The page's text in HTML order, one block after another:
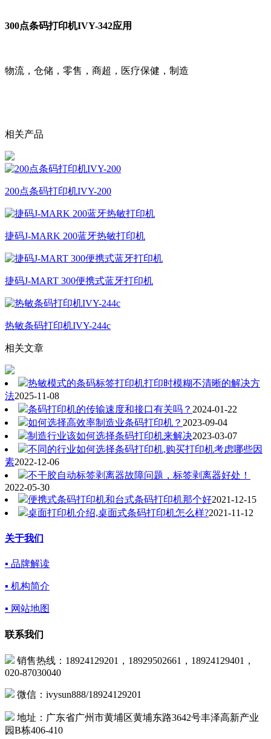
300点条码打印机IVY-342应用
物流，仓储，零售，商超，医疗保健，制造
相关产品
200点条码打印机IVY-200
捷码J-MARK 200蓝牙热敏打印机
捷码J-MART 300便携式蓝牙打印机
热敏条码打印机IVY-244c
相关文章
热敏模式的条码标签打印机打印时模糊不清晰的解决方
法2025-11-08
条码打印机的传输速度和接口有关吗？ 2024-01-22
如何选择高效率制造业条码打印机？ 2023-09-04
制造行业该如何选择条码打印机来解决2023-03-07
不同的行业如何选择条码打印机,购买打印机考虑哪些因
素2022-12-06
不干胶自动标签剥离器故障问题，标签剥离器好处！
2022-05-30
便携式条码打印机和台式条码打印机那个好2021-12-15
桌面打印机介绍,桌面式条码打印机怎么样?2021-11-12
关于我们
▪ 品牌解读
▪ 机构简介
▪ 网站地图
联系我们
销售热线：18924129201，18929502661，18924129401，
020-87030040
微信：ivysun888/18924129201
地址：广东省广州市黄埔区黄埔东路3642号丰泽高新产业
园B栋406-410